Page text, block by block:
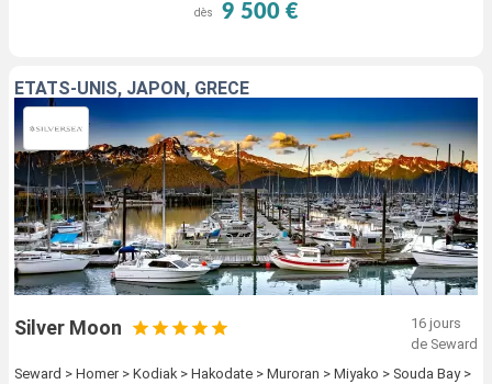
dès 9 500 €
ÉTATS-UNIS, JAPON, GRÈCE
Silver Moon
16 jours
de Seward
Seward > Homer > Kodiak > Hakodate > Muroran > Miyako > Souda Bay >